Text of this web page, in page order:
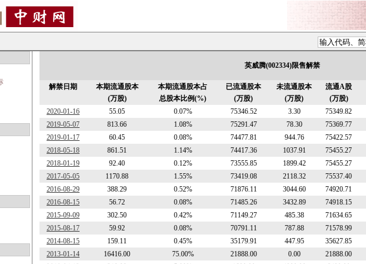
英威腾(002334)限售解禁
解禁日期
本期流通股本
(万股)
本期流通股本占
总股本比例(%)
已流通股本
(万股)
未流通股本
(万股)
流通A股
(万股)
2020-01-16 55.05 0.07% 75346.52 3.30 75349.82
2019-05-07
813.66 1.08% 75291.47 78.30 75369.77
2019-01-17
60.45 0.08% 74477.81 944.76 75422.57
2018-05-18
861.51 1.14% 74417.36 1037.91 75455.27
2018-01-19
92.40 0.12% 73555.85 1899.42 75455.27
2017-05-05
1170.88 1.55% 73419.08 2118.32 75537.40
2016-08-29
388.29 0.52% 71876.11 3044.60 74920.71
2016-08-15
56.72 0.08% 71485.26 3432.89 74918.15
2015-09-09
302.50 0.42% 71149.27 485.38 71634.65
2015-08-17
59.92 0.08% 70791.11 787.88 71578.99
2014-08-15
159.11 0.45% 35179.91 447.95 35627.85
2013-01-14
16416.00 75.00% 21888.00 0.00 21888.00